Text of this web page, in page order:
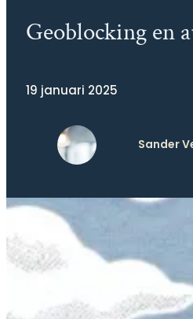
Geoblocking en
19 januari 2025
Sander